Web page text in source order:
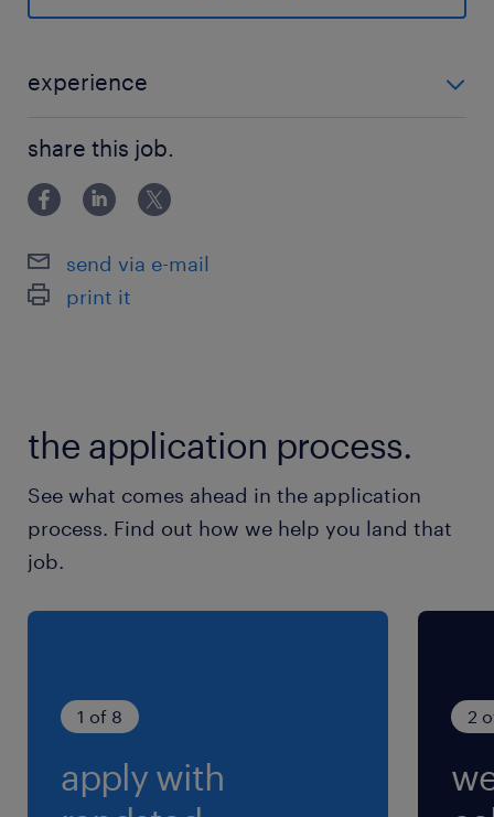
■電気・電子工学関連の分野を専攻していた方
＜歓迎＞
■生産工程の設計や管理、改善活動の経験
■製造装置の設計・製造・フィールドサポート経
験
保険
健康保険,厚生年金保険,雇用保険,労災保険
【制度】
度、退職金、住宅資金融資斡旋（利子補給）、社
宅／独身寮制度（適用条件有）、団体扱い保険、
長期障害所得補償保険、総合福利厚生サービス
他
看護休暇、介護休暇、短時間勤務制度（育児・介
護）他
experience
■電気系の設計・開発経験 ■生産工程の設計や管理、改
善活動の経験 ■製造装置の設計・製造・フィールドサポ
ート経験
share this job.
send via e-mail
print it
the application process.
See what comes ahead in the application
process. Find out how we help you land that
job.
1 of 8
apply with
2